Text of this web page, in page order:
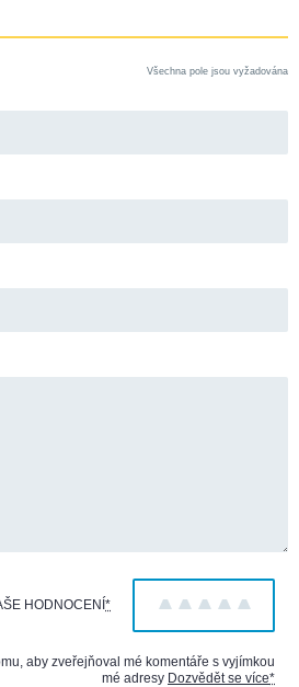
Všechna pole jsou vyžadována
HODNOCENÍ* 5
4
3
2
1
aby zveřejňoval mé komentáře s vyjímkou
mé adresy Dozvědět se více*